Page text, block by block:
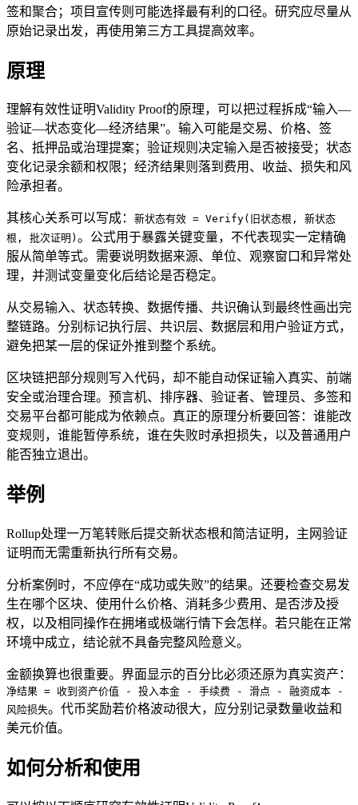
签和聚合；项目宣传则可能选择最有利的口径。研究应尽量从
原始记录出发，再使用第三方工具提高效率。
原理
理解有效性证明Validity Proof的原理，可以把过程拆成“输入—
验证—状态变化—经济结果”。输入可能是交易、价格、签
名、抵押品或治理提案；验证规则决定输入是否被接受；状态
变化记录余额和权限；经济结果则落到费用、收益、损失和风
险承担者。
其核心关系可以写成： 新状态有效 = Verify(旧状态根, 新状态
根, 批次证明) 。公式用于暴露关键变量，不代表现实一定精确
服从简单等式。需要说明数据来源、单位、观察窗口和异常处
理，并测试变量变化后结论是否稳定。
从交易输入、状态转换、数据传播、共识确认到最终性画出完
整链路。分别标记执行层、共识层、数据层和用户验证方式，
避免把某一层的保证外推到整个系统。
区块链把部分规则写入代码，却不能自动保证输入真实、前端
安全或治理合理。预言机、排序器、验证者、管理员、多签和
交易平台都可能成为依赖点。真正的原理分析要回答：谁能改
变规则，谁能暂停系统，谁在失败时承担损失，以及普通用户
能否独立退出。
举例
Rollup处理一万笔转账后提交新状态根和简洁证明，主网验证
证明而无需重新执行所有交易。
分析案例时，不应停在“成功或失败”的结果。还要检查交易发
生在哪个区块、使用什么价格、消耗多少费用、是否涉及授
权，以及相同操作在拥堵或极端行情下会怎样。若只能在正常
环境中成立，结论就不具备完整风险意义。
金额换算也很重要。界面显示的百分比必须还原为真实资产：
净结果 = 收到资产价值 - 投入本金 - 手续费 - 滑点 - 融资成本 -
风险损失。代币奖励若价格波动很大，应分别记录数量收益和
美元价值。
如何分析和使用